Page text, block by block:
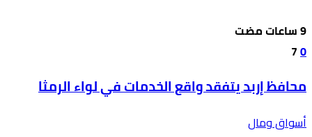
0
7
محافظ إربد يتفقد واقع الخدمات في لواء الرمثا
أسواق ومال